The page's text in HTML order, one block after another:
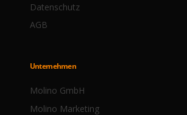
Datenschutz
AGB
Unternehmen
Molino GmbH
Molino Marketing